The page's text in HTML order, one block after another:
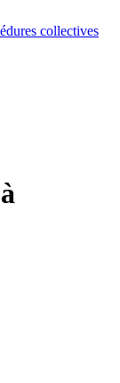
collectives